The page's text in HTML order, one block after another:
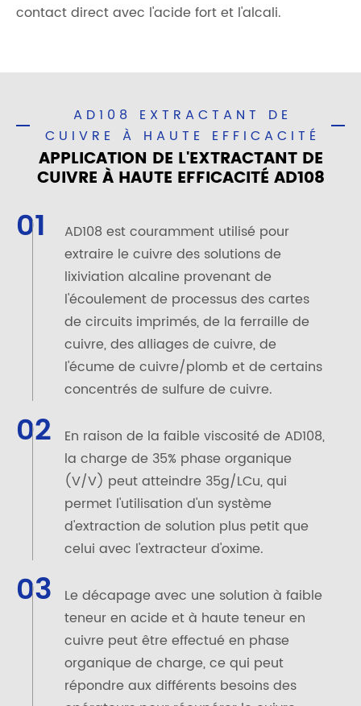
contact direct avec l'acide fort et l'alcali.
AD108 EXTRACTANT DE
CUIVRE À HAUTE EFFICACITÉ
APPLICATION DE L'EXTRACTANT DE
CUIVRE À HAUTE EFFICACITÉ AD108
01
AD108 est couramment utilisé pour
extraire le cuivre des solutions de
lixiviation alcaline provenant de
l'écoulement de processus des cartes
de circuits imprimés, de la ferraille de
cuivre, des alliages de cuivre, de
l'écume de cuivre/plomb et de certains
concentrés de sulfure de cuivre.
02
En raison de la faible viscosité de AD108,
la charge de 35% phase organique
(V/V) peut atteindre 35g/LCu, qui
permet l'utilisation d'un système
d'extraction de solution plus petit que
celui avec l'extracteur d'oxime.
03
Le décapage avec une solution à faible
teneur en acide et à haute teneur en
cuivre peut être effectué en phase
organique de charge, ce qui peut
répondre aux différents besoins des